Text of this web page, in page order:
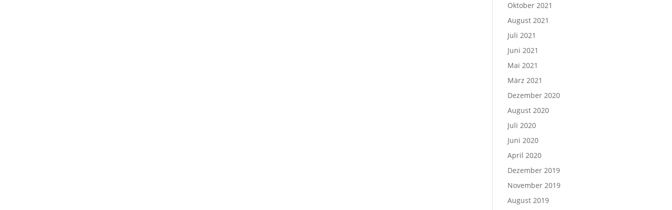
Oktober 2021
August 2021
Juli 2021
Juni 2021
Mai 2021
März 2021
Dezember 2020
August 2020
Juli 2020
Juni 2020
April 2020
Dezember 2019
November 2019
August 2019